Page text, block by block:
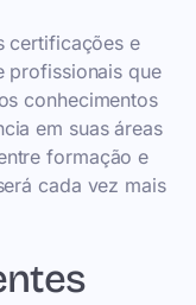
certificações e
profissionais que
conhecimentos
em suas áreas
formação e
cada vez mais